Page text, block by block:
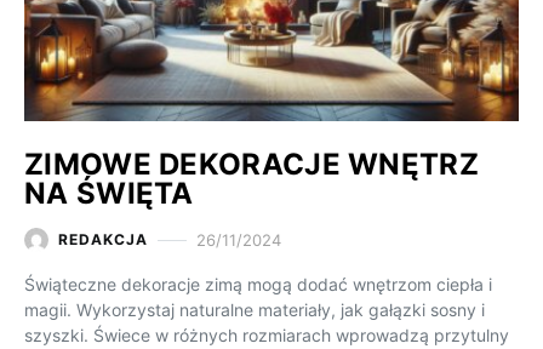
ZIMOWE DEKORACJE WNĘTRZ
NA ŚWIĘTA
REDAKCJA 26/11/2024
Świąteczne dekoracje zimą mogą dodać wnętrzom ciepła i
magii. Wykorzystaj naturalne materiały, jak gałązki sosny i
szyszki. Świece w różnych rozmiarach wprowadzą przytulny